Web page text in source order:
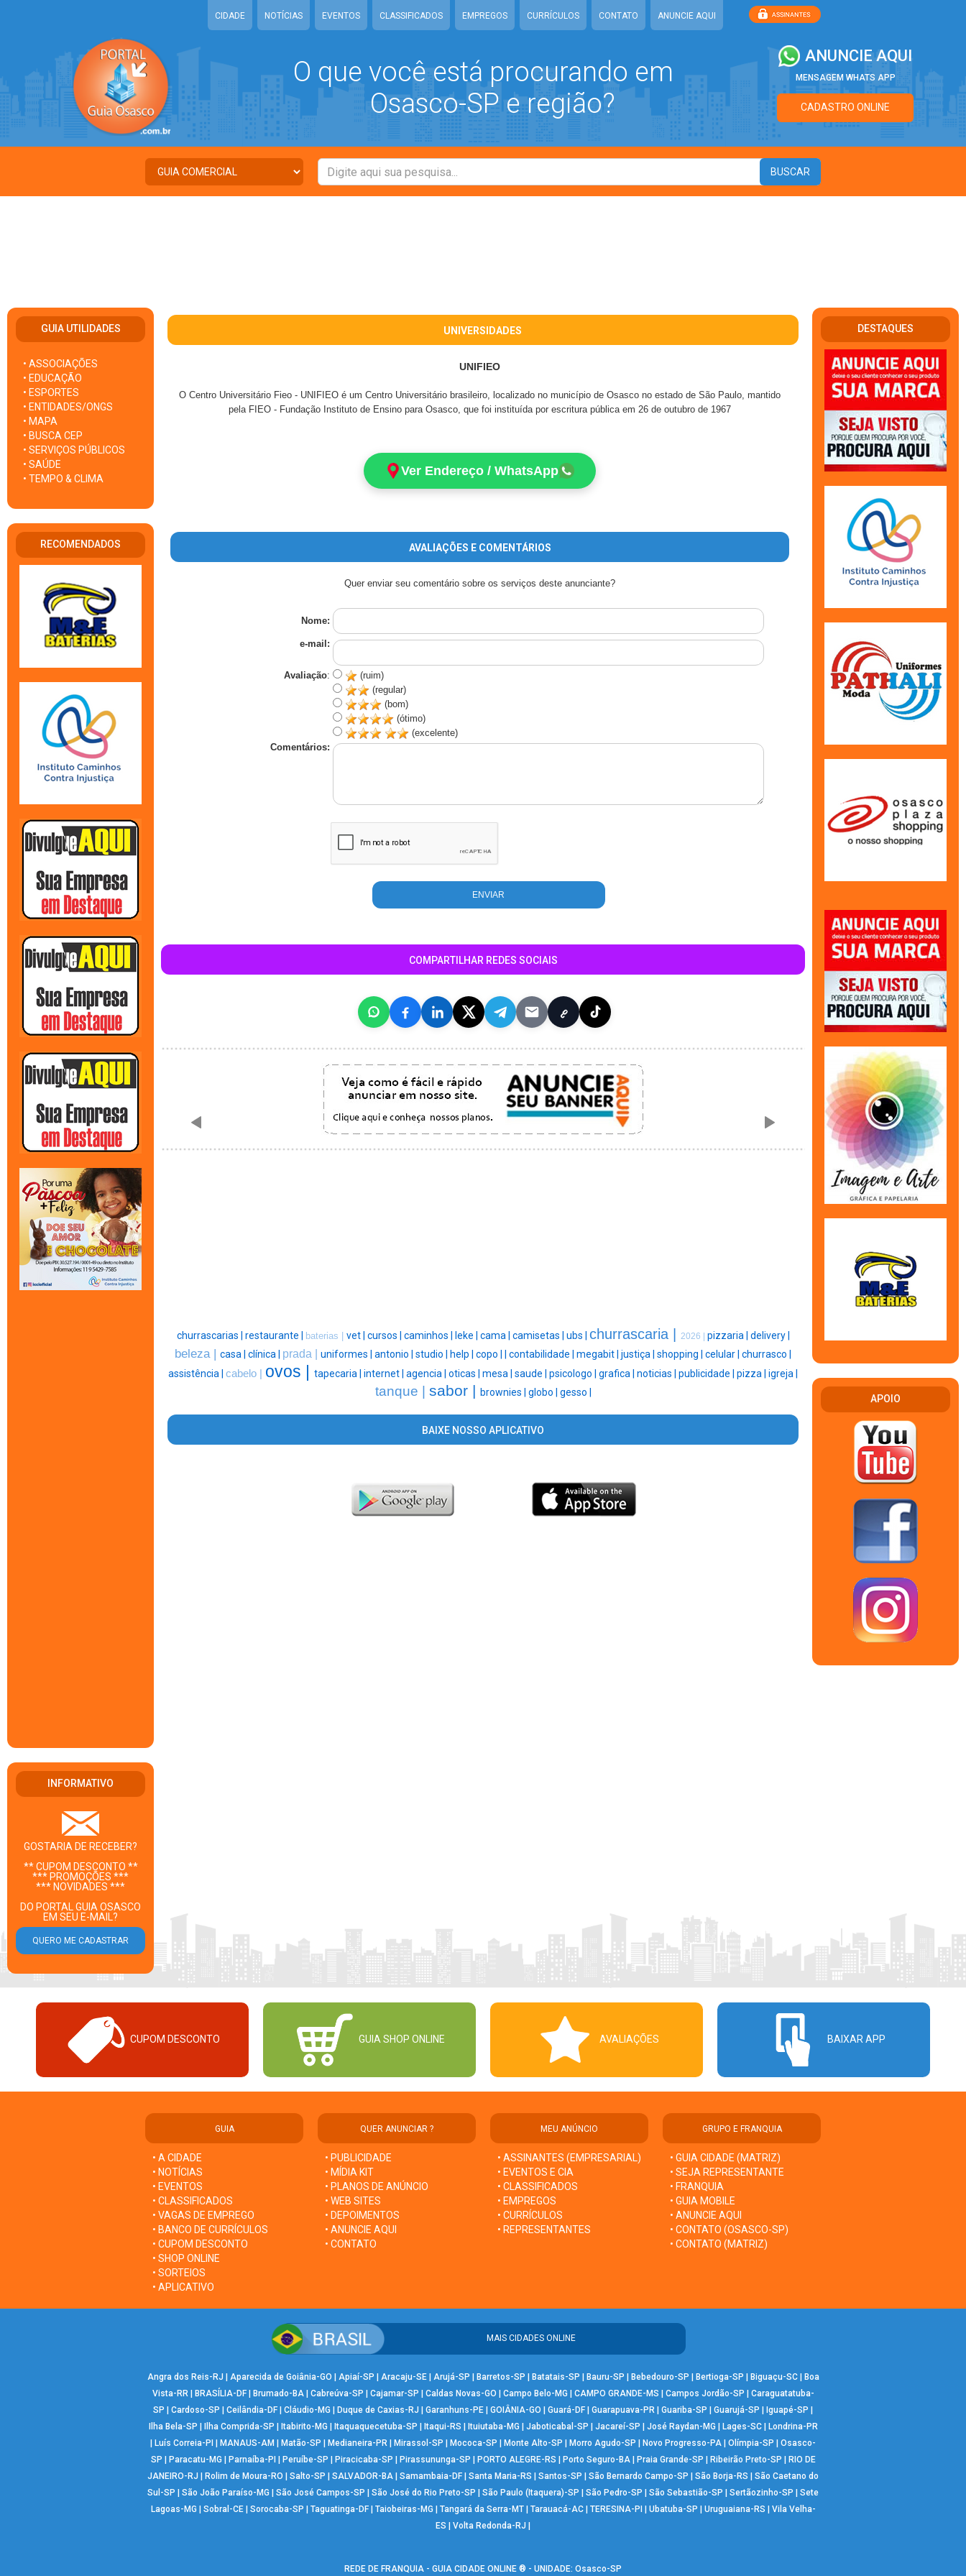
CIDADE NOTÍCIAS EVENTOS CLASSIFICADOS EMPREGOS CURRÍCULOS CONTATO ANUNCIE AQUI
O que você está procurando em
Osasco-SP e região?
ANUNCIE AQUI
MENSAGEM WHATS APP
CADASTRO ONLINE
GUIA UTILIDADES
• ASSOCIAÇÕES
• EDUCAÇÃO
• ESPORTES
• ENTIDADES/ONGS
• MAPA
• BUSCA CEP
• SERVIÇOS PÚBLICOS
• SAÚDE
• TEMPO & CLIMA
RECOMENDADOS
INFORMATIVO
GOSTARIA DE RECEBER?
** CUPOM DESCONTO **
*** PROMOÇÕES ***
*** NOVIDADES ***
DO PORTAL GUIA OSASCO
EM SEU E-MAIL?
UNIVERSIDADES
UNIFIEO
O Centro Universitário Fieo - UNIFIEO é um Centro Universitário brasileiro, localizado no município de Osasco no estado de São Paulo, mantido
pela FIEO - Fundação Instituto de Ensino para Osasco, que foi instituída por escritura pública em 26 de outubro de 1967
Ver Endereço / WhatsApp
AVALIAÇÕES E COMENTÁRIOS
Quer enviar seu comentário sobre os serviços deste anunciante?
Nome:
e-mail:
Avaliação:
(ruim)
(regular)
(bom)
(ótimo)
(excelente)
Comentários:
COMPARTILHAR REDES SOCIAIS
churrascarias | restaurante | baterias | vet | cursos | caminhos | leke | cama | camisetas | ubs | churrascaria | 2026 | pizzaria | delivery |
beleza | casa | clínica | prada | uniformes | antonio | studio | help | copo | contabilidade | megabit | justiça | shopping | celular | churrasco |
assistência | cabelo | ovos | tapecaria | internet | agencia | oticas | mesa | saude | psicologo | grafica | noticias | publicidade | pizza | igreja |
tanque | sabor | brownies | globo | gesso |
BAIXE NOSSO APLICATIVO
DESTAQUES
APOIO
CUPOM DESCONTO GUIA SHOP ONLINE AVALIAÇÕES BAIXAR APP
GUIA
• A CIDADE
• NOTÍCIAS
• EVENTOS
• CLASSIFICADOS
• VAGAS DE EMPREGO
• BANCO DE CURRÍCULOS
• CUPOM DESCONTO
• SHOP ONLINE
• SORTEIOS
• APLICATIVO
QUER ANUNCIAR ?
• PUBLICIDADE
• MÍDIA KIT
• PLANOS DE ANÚNCIO
• WEB SITES
• DEPOIMENTOS
• ANUNCIE AQUI
• CONTATO
MEU ANÚNCIO
• ASSINANTES (EMPRESARIAL)
• EVENTOS E CIA
• CLASSIFICADOS
• EMPREGOS
• CURRÍCULOS
• REPRESENTANTES
GRUPO E FRANQUIA
• GUIA CIDADE (MATRIZ)
• SEJA REPRESENTANTE
• FRANQUIA
• GUIA MOBILE
• ANUNCIE AQUI
• CONTATO (OSASCO-SP)
• CONTATO (MATRIZ)
MAIS CIDADES ONLINE
Angra dos Reis-RJ | Aparecida de Goiânia-GO | Apiaí-SP | Aracaju-SE| Arujá-SP | Barretos-SP | Batatais-SP | Bauru-SP | Bebedouro-SP | Bertioga-SP | Biguaçu-SC| Boa
Vista-RR | BRASÍLIA-DF| Brumado-BA| Cabreúva-SP | Cajamar-SP | Caldas Novas-GO | Campo Belo-MG | CAMPO GRANDE-MS | Campos Jordão-SP | Caraguatatuba-
SP | Cardoso-SP | Ceilândia-DF | Cláudio-MG | Duque de Caxias-RJ | Garanhuns-PE | GOIÂNIA-GO | Guará-DF | Guarapuava-PR | Guariba-SP | Guarujá-SP | Iguapé-SP |
Ilha Bela-SP | Ilha Comprida-SP | Itabirito-MG | Itaquaquecetuba-SP | Itaqui-RS | Ituiutaba-MG | Jaboticabal-SP | Jacareí-SP | José Raydan-MG | Lages-SC| Londrina-PR
| Luís Correia-PI | MANAUS-AM | Matão-SP | Medianeira-PR | Mirassol-SP | Mococa-SP | Monte Alto-SP | Morro Agudo-SP | Novo Progresso-PA | Olímpia-SP | Osasco-
SP | Paracatu-MG | Parnaíba-PI | Peruíbe-SP | Piracicaba-SP | Pirassununga-SP | PORTO ALEGRE-RS | Porto Seguro-BA| Praia Grande-SP | Ribeirão Preto-SP | RIO DE
JANEIRO-RJ | Rolim de Moura-RO | Salto-SP | SALVADOR-BA | Samambaia-DF | Santa Maria-RS | Santos-SP | São Bernardo Campo-SP | São Borja-RS | São Caetano do
Sul-SP | São João Paraíso-MG | São José Campos-SP | São José do Rio Preto-SP | São Paulo (Itaquera)-SP | São Pedro-SP | São Sebastião-SP | Sertãozinho-SP | Sete
Lagoas-MG | Sobral-CE| Sorocaba-SP | Taguatinga-DF| Taiobeiras-MG | Tangará da Serra-MT| Tarauacá-AC| TERESINA-PI | Ubatuba-SP | Uruguaiana-RS | Vila Velha-
ES | Volta Redonda-RJ |
REDE DE FRANQUIA - GUIA CIDADE ONLINE ® - UNIDADE: Osasco-SP